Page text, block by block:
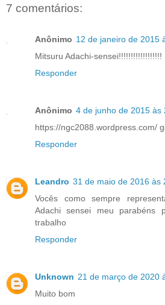
7 comentários:
Anônimo 12 de janeiro de 2015
Mitsuru Adachi-sensei!!!!!!!!!!!!!!!!!!
Responder
Anônimo 4 de junho de 2015 às
https://ngc2088.wordpress.com/
Responder
Leandro 31 de maio de 2016 às
Vocês como sempre
Adachi sensei meu parabéns
trabalho
Responder
Unknown 21 de março de 2020
Muito bom